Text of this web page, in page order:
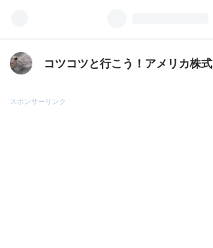
コツコツと行こう！アメリカ株式
スポンサーリンク